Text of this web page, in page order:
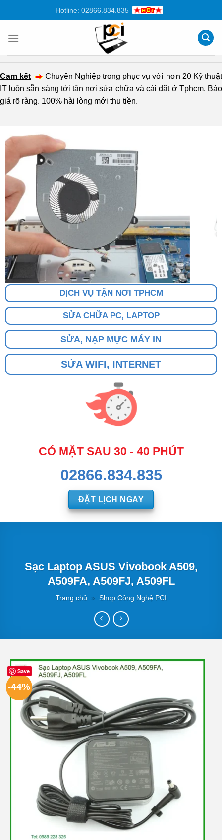
dung
Hotline: 02866.834.835
Cam kết
Chuyên Nghiệp trong phục vụ với hơn 20 Kỹ thuật
IT luôn sẵn sàng tới tận nơi sửa chữa và cài đặt ở Tphcm. Báo
giá rõ ràng. 100% hài lòng mới thu tiền.
DỊCH VỤ TẬN NƠI TPHCM
SỬA CHỮA PC, LAPTOP
SỬA, NẠP MỰC MÁY IN
SỬA WIFI, INTERNET
CÓ MẶT SAU 30 - 40 PHÚT
02866.834.835
ĐẶT LỊCH NGAY
Sạc Laptop ASUS Vivobook A509,
A509FA, A509FJ, A509FL
Trang chủ » Shop Công Nghệ PCI
Save
-44%